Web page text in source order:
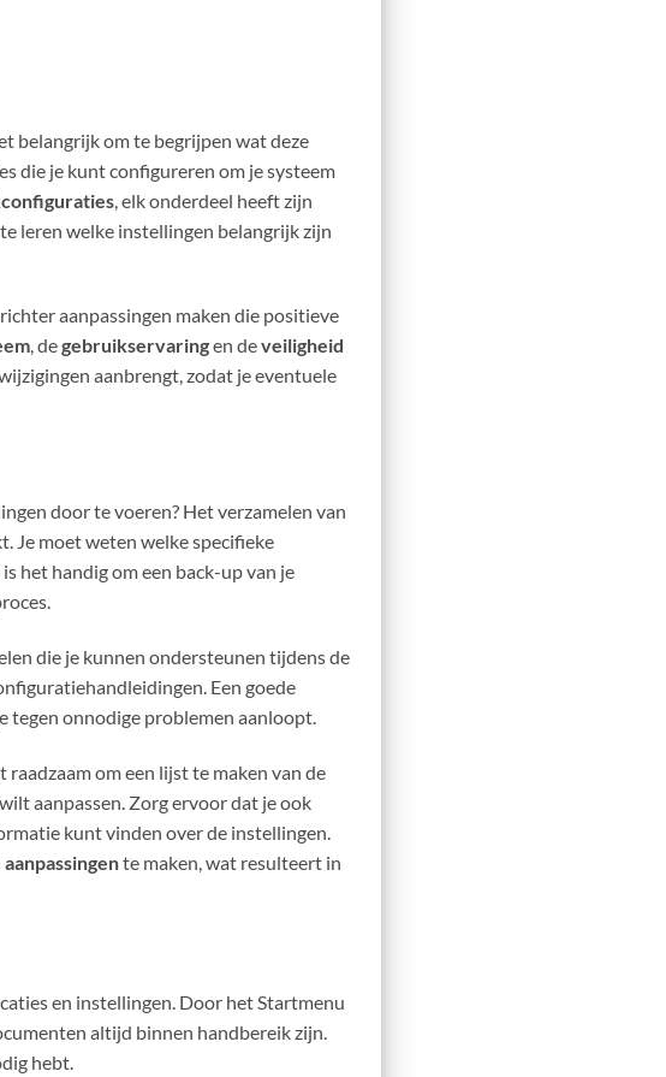
belangrijk om te begrijpen wat deze
die je kunt configureren om je systeem
, elk onderdeel heeft zijn
leren welke instellingen belangrijk zijn
aanpassingen maken die positieve
, degebruikservaringen deveiligheid
aanbrengt, zodat je eventuele
door te voeren? Het verzamelen van
Je moet weten welke specifieke
het handig om een back-up van je
die je kunnen ondersteunen tijdens de
Een goede
tegen onnodige problemen aanloopt.
raadzaam om een lijst te maken van de
aanpassen. Zorg ervoor dat je ook
kunt vinden over de instellingen.
te maken, wat resulteert in
en instellingen. Door het Startmenu
altijd binnen handbereik zijn.
hebt.